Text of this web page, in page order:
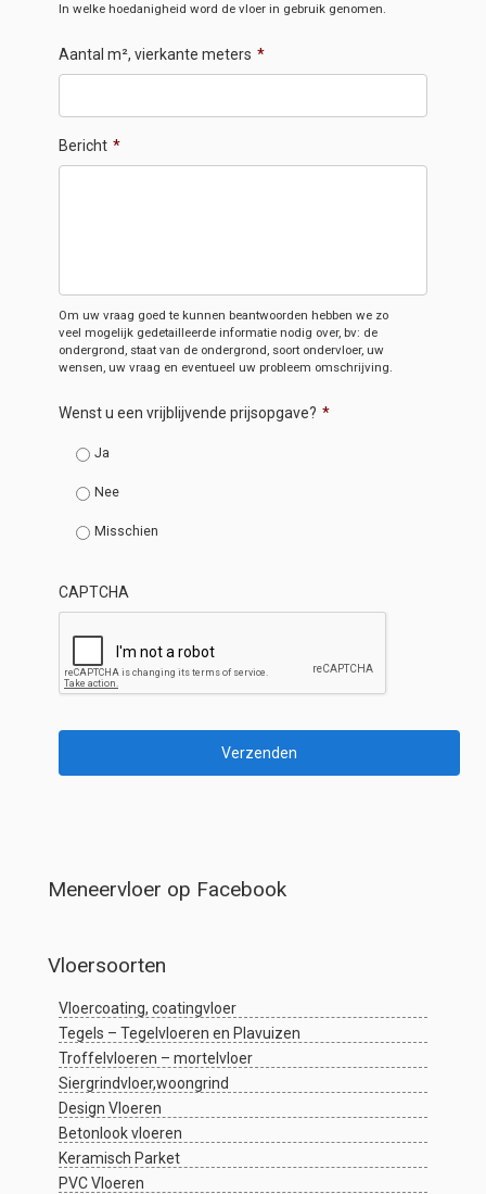
In welke hoedanigheid word de vloer in gebruik genomen.
Aantal m², vierkante meters *
Bericht *
Om uw vraag goed te kunnen beantwoorden hebben we zo
veel mogelijk gedetailleerde informatie nodig over, bv: de
ondergrond, staat van de ondergrond, soort ondervloer, uw
wensen, uw vraag en eventueel uw probleem omschrijving.
Wenst u een vrijblijvende prijsopgave? *
Ja
Nee
Misschien
CAPTCHA
Meneervloer op Facebook
Vloersoorten
Vloercoating, coatingvloer
Tegels – Tegelvloeren en Plavuizen
Troffelvloeren – mortelvloer
Siergrindvloer,woongrind
Design Vloeren
Betonlook vloeren
Keramisch Parket
PVC Vloeren